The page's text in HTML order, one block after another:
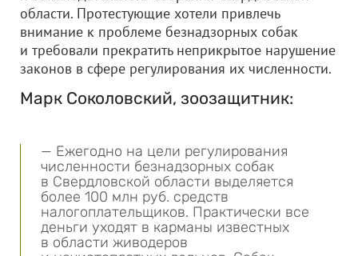
области. Протестующие хотели привлечь
внимание к проблеме безнадзорных собак
и требовали прекратить неприкрытое нарушение
законов в сфере регулирования их численности.
Марк Соколовский, зоозащитник:
— Ежегодно на цели регулирования
численности безнадзорных собак
в Свердловской области выделяется
более 100 млн руб. средств
налогоплательщиков. Практически все
деньги уходят в карманы известных
в области живодеров